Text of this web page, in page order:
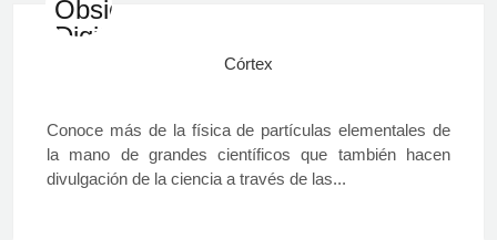
Córtex
Conoce más de la física de partículas elementales de
la mano de grandes científicos que también hacen
divulgación de la ciencia a través de las...